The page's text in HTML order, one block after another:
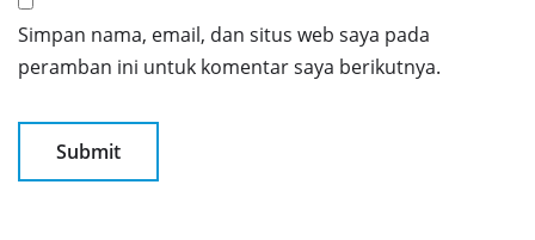
Simpan nama, email, dan situs web saya pada
peramban ini untuk komentar saya berikutnya.